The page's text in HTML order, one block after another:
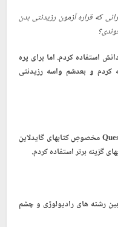
که قراره آزمون رزیدنتی بدن
استفاده کردم. اما برای پره
کردم و بعدشم واسه رزیدنتی
مخصوصِ کتابهای گایدلاین
گزینه برتر استفاده کردم.
رشته های رادیولوژی و چشم